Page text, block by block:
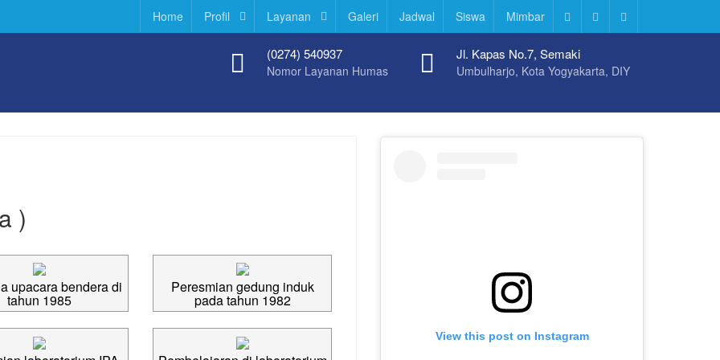
InstagramFacebook
Twitter
Home Profil Layanan Galeri Jadwal Siswa Mimbar
(0274) 540937
Nomor Layanan Humas
Jl. Kapas No.7, Semaki
Umbulharjo, Kota Yogyakarta, DIY
)
upacara bendera di
tahun 1985
Peresmian gedung induk
pada tahun 1982
View this post on Instagram